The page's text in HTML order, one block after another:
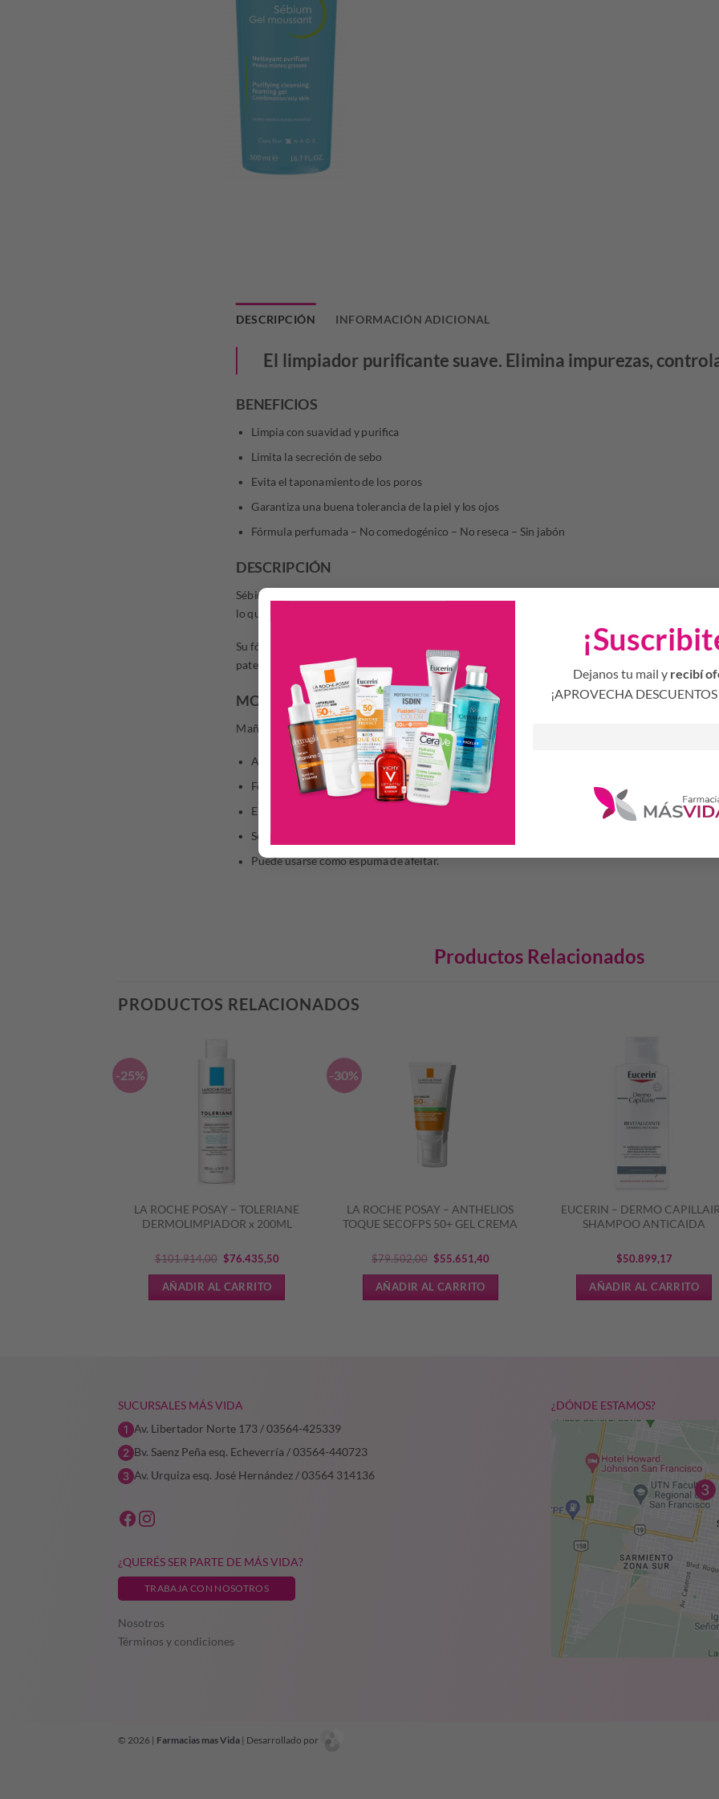
Dejanos tu mail y recibí
¡APROVECHA
DESCRIPCIÓN INFORMACIÓN ADICIONAL
El limpiador purificante suave. Elimina impurezas,
BENEFICIOS
Limpia con suavidad y purifica
Limita la secreción de sebo
Evita el taponamiento de los poros
Garantiza una buena tolerancia de la piel y los ojos
Fórmula perfumada – No comedogénico – No reseca – Sin jabón
DESCRIPCIÓN
Sébium Gel Moussant limpia con suavidad y purifica la piel pero no la reseca: contiene sulfato de
lo que limpia la epidermis, disminuye la cantidad de imperfecciones y limita la secreción de sebo.
Su fórmula sin jabón, ultrasuave, respeta el equilibrio de la piel conservando el pH fisiológico de
patentado aumenta el umbral de tolerancia de la piel.
MODO DE USO
Mañana o noche – 7 días a la semana
Aplicar sobre la piel húmeda.
Formar espuma.
Enjuagar bien.
Secar con suavidad.
Puede usarse como espuma de afeitar.
Productos Relacionados
PRODUCTOS RELACIONADOS
-25%
LA ROCHE POSAY – TOLERIANE
DERMOLIMPIADOR x 200ML
$101.914,00 El
precio
original
$76.435,50El
precio
actual
AÑADIR AL CARRITO
-30%
LA ROCHE POSAY – ANTHELIOS
TOQUE SECOFPS 50+ GEL CREMA
$79.502,00 El
precio
original
$55.651,40El
precio
actual
AÑADIR AL CARRITO
EUCERIN – DERMO
SHAMPOO ANTICAIDA
$50.899,17
AÑADIR AL CARRITO
SUCURSALES MÁS VIDA
Av. Libertador Norte 173 / 03564-425339
Bv. Saenz Peña esq. Echeverría / 03564-440723
Av. Urquiza esq. José Hernández / 03564 314136
¿QUERÉS SER PARTE DE MÁS VIDA?
TRABAJA CON NOSOTROS
Nosotros
Términos y condiciones
¿DÓNDE ESTAMOS?
© 2026 | Farmacias mas Vida | Desarrollado por